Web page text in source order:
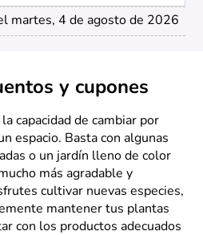
martes, 4 de agosto de 2026
y cupones
capacidad de cambiar por
espacio. Basta con algunas
o un jardín lleno de color
más agradable y
cultivar nuevas especies,
mantener tus plantas
con los productos adecuados